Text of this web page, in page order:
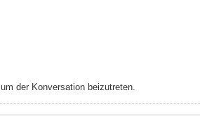
um der Konversation beizutreten.